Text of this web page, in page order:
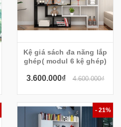
Kệ giá sách đa năng lắp
ghép( modul 6 kệ ghép)
3.600.000₫ 4.600.000₫
- 21%